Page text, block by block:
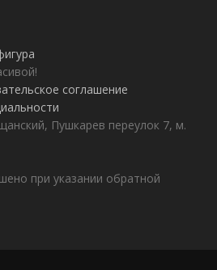
соглашение
Пушкарев переулок 7, м.
при указании обратной